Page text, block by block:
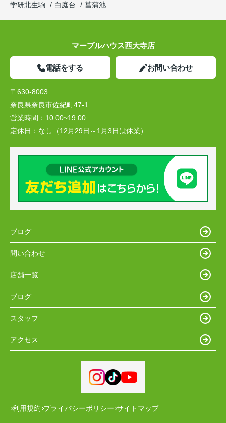
学研北生駒
白庭台 菖蒲池
マーブルハウス西大寺店
電話をする お問い合わせ
〒630-8003
奈良県奈良市佐紀町47-1
営業時間： 10:00~19:00
定休日： なし（12月29日～1月3日は休業）
ブログ
問い合わせ
店舗一覧
ブログ
スタッフ
アクセス
利用規約 プライバシーポリシー サイトマップ